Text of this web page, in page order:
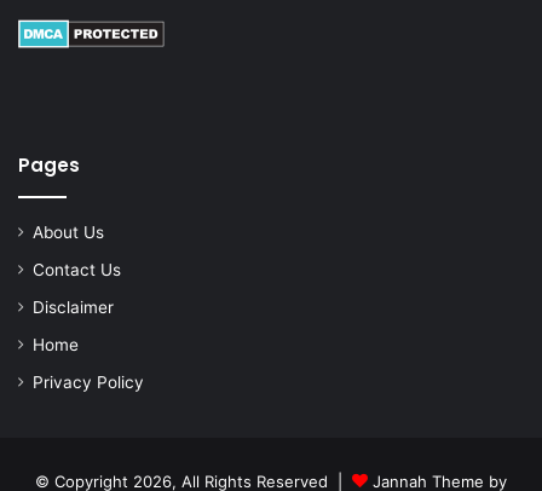
Pages
About Us
Contact Us
Disclaimer
Home
Privacy Policy
© Copyright 2026, All Rights Reserved | Jannah Theme by